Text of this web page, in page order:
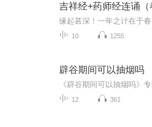
吉祥经+药师经连诵（
10 1255
辟谷期间可以抽烟吗
12 361